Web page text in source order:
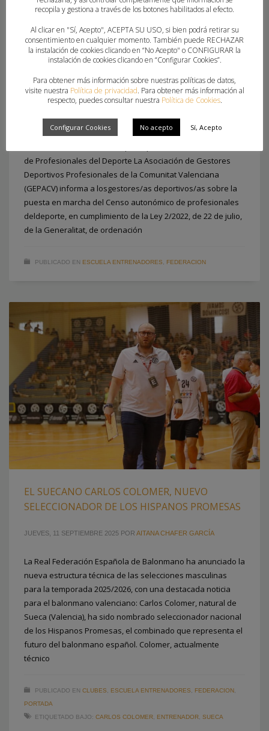
CENSO OFICIAL DE PROFESIONALES DEL
DEPORTE EN LA COMUNITAT VALENCIANA
MARTES, 11 NOVIEMBRE 2025 PORMIGUEL SORIA FABIAN
de Profesionales del Deporte La Asociación de Gestores
Deportivos Profesionales de la Comunitat Valenciana
(GEPACV) informa a losgestores/as deportivos/as sobre la
puesta en marcha del Censo autonómico de profesionales
deldeporte, en cumplimiento de la Ley 2/2022, de 22 de julio,
de la Generalitat, de ordenación
PUBLICADO EN ESCUELA ENTRENADORES FEDERACION
EL SUECANO CARLOS COLOMER, NUEVO
SELECCIONADOR DE LOS HISPANOS PROMESAS
JUEVES, 11 SEPTIEMBRE 2025 POR AITANA CHAFER GARCÍA
La Real Federación Española de Balonmano ha anunciado la
nueva estructura técnica de las selecciones masculinas
para la temporada 2025/2026, con una destacada noticia
para el balonmano valenciano: Carlos Colomer, natural de
Sueca (Valencia), ha sido nombrado seleccionador nacional
de los Hispanos Promesas, el combinado que representa el
futuro del balonmano español. Colomer, actualmente
técnico
PUBLICADO EN CLUBES ESCUELA ENTRENADORES FEDERACION
PORTADA
ETIQUETADO BAJO: CARLOS COLOMER ENTRENADOR SUECA
recopila y gestiona a través de los botones habilitados al efecto.
Al clicar en "Sí, Acepto", ACEPTA SU USO, si bien podrá retirar su
consentimiento en cualquier momento. También puede RECHAZAR
la instalación de cookies clicando en “No Acepto" o CONFIGURAR la
instalación de cookies clicando en “Configurar Cookies”.
Para obtener más información sobre nuestras políticas de datos,
visite nuestra Política de privacidad. Para obtener más información al
respecto, puedes consultar nuestra Política de Cookies.
Configurar Cookies No acepto Sí, Acepto